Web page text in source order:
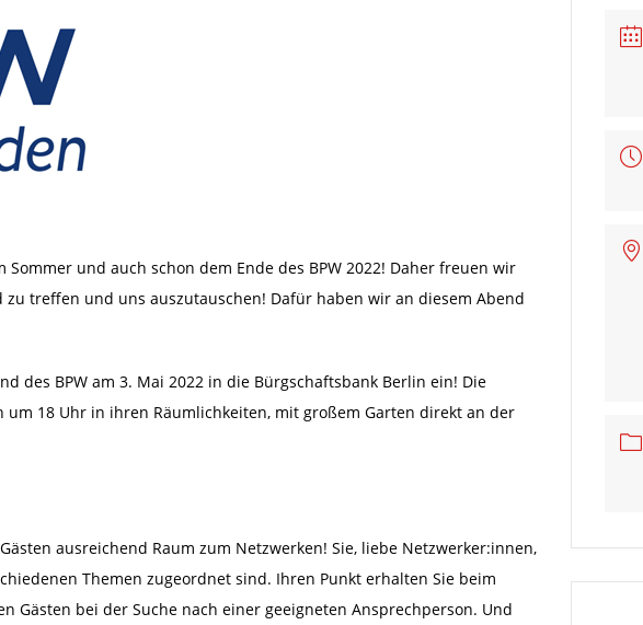
und auch schon dem Ende des BPW 2022! Daher freuen wir
zu treffen und uns auszutauschen! Dafür haben wir an diesem Abend
des BPW am 3. Mai 2022 in die Bürgschaftsbank Berlin ein! Die
um 18 Uhr in ihren Räumlichkeiten, mit großem Garten direkt an der
ausreichend Raum zum Netzwerken! Sie, liebe Netzwerker:innen,
Themen zugeordnet sind. Ihren Punkt erhalten Sie beim
Gästen bei der Suche nach einer geeigneten Ansprechperson. Und